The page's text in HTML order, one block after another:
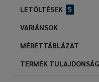
LETÖLTÉSEK
5
VARIÁNSOK
MÉRETTÁBLÁZAT
TERMÉK